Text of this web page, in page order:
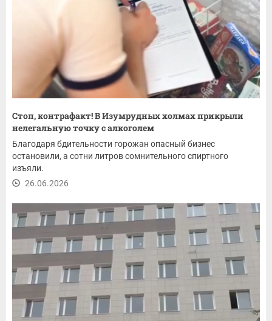
Стоп, контрафакт! В Изумрудных холмах прикрыли
нелегальную точку с алкоголем
Благодаря бдительности горожан опасный бизнес
остановили, а сотни литров сомнительного спиртного
изъяли.
26.06.2026